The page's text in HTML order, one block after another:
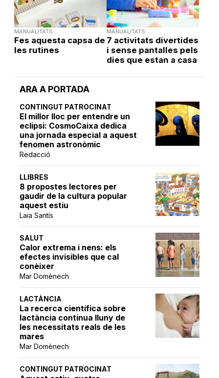
ARA A PORTADA
CONTINGUT PATROCINAT
El millor lloc per entendre un
eclipsi: CosmoCaixa dedica
una jornada especial a aquest
fenomen astronòmic
Redacció
LLIBRES
8 propostes lectores per
gaudir de la cultura popular
aquest estiu
Laia Santís
SALUT
Calor extrema i nens: els
efectes invisibles que cal
conèixer
Mar Domènech
LACTÀNCIA
La recerca científica sobre
lactància continua lluny de
les necessitats reals de les
mares
Mar Domènech
CONTINGUT PATROCINAT
MANUALITATS
Fes aquesta capsa de
les rutines
MANUALITATS
7 activitats divertides
i sense pantalles pels
dies que estan a casa